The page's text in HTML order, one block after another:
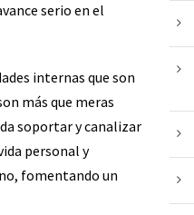
serio en el
internas que son
más que meras
soportar y canalizar
personal y
fomentando un